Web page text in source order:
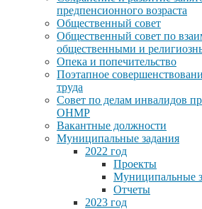
предпенсионного возраста
Общественный совет
Общественный совет по
общественными и
Опека и попечительство
Поэтапное
труда
Совет по делам инвалидов
ОНМР
Вакантные должности
Муниципальные задания
2022 год
Проекты
Муниципальные
Отчеты
2023 год